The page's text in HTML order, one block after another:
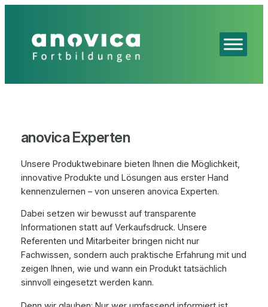
springen
anovica Experten
Unsere Produktwebinare bieten Ihnen die Möglichkeit,
innovative Produkte und Lösungen aus erster Hand
kennenzulernen – von unseren anovica Experten.
Dabei setzen wir bewusst auf transparente
Informationen statt auf Verkaufsdruck. Unsere
Referenten und Mitarbeiter bringen nicht nur
Fachwissen, sondern auch praktische Erfahrung mit und
zeigen Ihnen, wie und wann ein Produkt tatsächlich
sinnvoll eingesetzt werden kann.